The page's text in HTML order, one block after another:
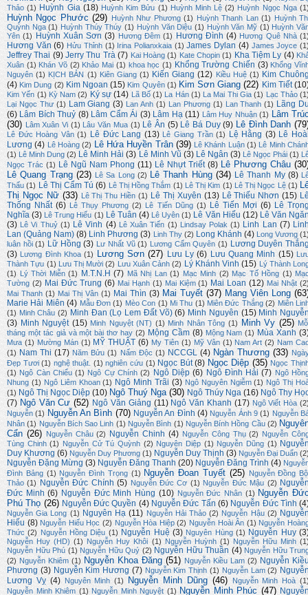
Thảo (1) Huỳnh Gia (18) Huỳnh Kim Bửu (1) Huỳnh Minh Lệ (2) Huỳnh Ngọc Nga
Huỳnh Ngọc Phước (29) Huỳnh Như Phương (1) Huỳnh Thanh Lan (1)
Huỳnh
Quỳnh Nga (1) Huỳnh Thúy Thúy (1) Huỳnh Văn Diệu (1) Huỳnh Văn Mỹ (1) Huỳnh
Yên (1) Huỳnh Xuân Sơn (3) Hương Đêm (1) Hương Đình (4) Hương Quê Nhà
Hương Văn (6) Hửu Thỉnh (1) Irina Polianxkaia (1) James Dylan (4) James Joyce
Jeffrey Thai (9) Jerry Thu Trà (7) Kai Hoàng (1) Kate Chopin (1) Kha Tiệm Ly (4)
Xuân (1) Khán Võ (2) Khảo Mai (1) khoa học (1) Khổng Trường Chiến (3) Khổng
Nguyên (1) KỊCH BẢN (1) Kiên Giang (1) Kiến Giang (12) Kiều Huệ (1) Kim
(4) Kim Dung (2) Kim Ngoan (15) Kim Quyên (1) Kim Sơn Giang (22) Kim Tiết
Kim Yến (1) Kỳ Nam (2) Ký sự (14) Lã Bố (1) La Hán (1) La Mai Thi Gia (1) Lạc Thảo
Lại Ngọc Thư (1) Lam Giang (3) Lan Anh (1) Lan Phương (1) Lan Thanh (1) Lãng
(6) Lâm Bích Thuỷ (8) Lâm Cẩm Ái (3) Lâm Hạ (11) Lâm Huy Nhuận (1) Lâm
(30)
Lâm Xuân Vi (1) Lâu Văn Mua (1) Lê Ân (5) Lê Bá Duy (9) Lê Đình Danh
Lê Đức Hoàng Vân (1) Lê Đức Lang (13) Lê Giang Trần (1) Lệ Hằng (3) Lê
Lương (4) Lê Hoàng (2) Lê Hứa Huyền Trân (39) Lê Khánh Luận (1)
Lê Minh
(1)
Lê Minh Dung (2) Lê Minh Hải (3) Lê Minh Vũ (3) Lê Ngân (3) Lê Ngọc Phái (1)
Ngọc Trác (1) Lê Ngũ Nam Phong (11) Lê Nhựt Triết (8) Lê Phương Châu
Lê Quang Trạng (23) Lê Sa Long (2) Lê Thanh Hùng (34) Lê Thanh My (8)
Thấu (1) Lê Thị Cẩm Tú (6) Lê Thị Hồng Thắm (1) Lê Thị Kim (1) Lê Thị Ngọc Lệ (1)
Thị Ngọc Nữ (33) Lê Thị Thu Hiền (1) Lê Thị Xuyên (13) Lê Thiếu Nhơn (15)
Thống Nhất (6) Lê Thụy Phương (2) Lê Tiến Dũng (1) Lê Tiến Mợi (6) Lê
Nghĩa (3) Lê Trung Hiếu (1) Lê Tuân (4) Lê Uyên (1) Lê Văn Hiếu (12) Lê Văn
(3)
Lê Vi Thuỷ (1) Lê Vinh (4) Lê Xuân Tiến (1) Lindsay Polak (1) Linh Lan (7)
Lan (Quảng Nam) (8) Linh Phương (3) Linh Thy (2) Long Khánh (4) Long Vương
luân hồi (1) Lữ Hồng (3) Lư Nhất Vũ (1) Lương Cẩm Quyên (1) Lương Duyên
(3)
Lương Đình Khoa (1) Lương Sơn (27) Lưu Ly (6) Lưu Quang Minh (15)
Thành Tựu (1) Lưu Thị Mười (2) Lưu Xuân Cảnh (2) Lý Khánh Vinh (15)
Lý Thành
(1)
Lý Thời Miễn (1) M.T.N.H (7) Mã Nhị Lan (1) Mạc Minh (2) Mạc Tố Hồng (1)
Tường (2) Mai Đức Trung (6) Mai Hạnh (1) Mai Kiệm (1) Mai Loan (12) Mai Nhật
Mai Thanh (1) Mai Thị Vân (1) Mai Thìn (3) Mai Tuyết (37) Mang Viên Long
Marie Hải Miên (4) Mẫu Đơn (1) Mèo Con (1) Mi Thu (1) Miên Đức Thắng (2) Miên
(1) Minh Châu (2) Minh Đan (Lọ Lem Đất Võ) (6) Minh Nguyên (15) Minh
(3) Minh Nguyệt (15) Minh Nguyệt (NT) (1) Minh Nhân Tông (1) Minh Vy (25)
tháng một tác giả và một bài thơ hay (2) Mộng Cầm (8) Mộng Nam (1) Mùa Xanh
Mưa (1) Mường Mán (1) MỸ THUẬT (6) My Tiên (1) Mỹ Vân (1) Nam Art (2) Nam
(1) Nam Thi (17) Năm Bửu (1) Nấm Độc (1) NCCGL (4) Ngàn Thương (33)
Đẹp Tươi (1) nghệ thuật. (1) nghiên cứu (1) Ngọc Bút (8) Ngọc Diệp (35) Ngọc
(1) Ngô Càn Chiểu (1) Ngô Cự Chính (2) Ngô Diệp (6) Ngô Đình Hải (7) Ngô
Nhung (1) Ngô Liêm Khoan (1) Ngô Minh Trãi (3) Ngô Nguyên Ngiễm (1) Ngô Thị
(1) Ngô Thị Ngọc Diệp (10) Ngô Thuý Nga (30) Ngô Thúy Nga (16) Ngô Thy
(7) Ngô Văn Cư (52) Ngô Văn Giảng (11) Ngô Văn Khanh (17) Ngô Viết Hòa
Nguyễn (1) Nguyễn An Bình (70) Nguyễn An Đình (4) Nguyễn Ánh 9 (1) Nguyễn
Nhân (1) Nguyễn Bích Sao Linh (1) Nguyễn Bình (1) Nguyễn Bính Hồng Cầu (2)
Cẩn (26) Nguyễn Châu (2) Nguyễn Chinh (4) Nguyễn Công Thụ (2) Nguyễn
Tùng Chinh (1) Nguyễn Cử Tú Quỳnh (2) Nguyên Diệp (1) Nguyễn Dũng (1)
Duy Khương (6) Nguyễn Duy Phương (1) Nguyễn Duy Thịnh (3) Nguyễn Đại Duẩn
Nguyễn Đặng Mừng (3) Nguyễn Đăng Thanh (20) Nguyễn Đăng Trình (4)
Đình Bảng (1) Nguyễn Đình Trọng (1) Nguyễn Đoan Tuyết (25)
Nguyễn Đồng
Thảo (1) Nguyễn Đức Chính (5) Nguyễn Đức Cơ (1) Nguyễn Đức Mậu (2)
Đức Minh (6) Nguyễn Đức Minh Hùng (10) Nguyễn Đức Nhân (1) Nguyễn
Phú Thọ (26) Nguyễn Đức Quyền (4) Nguyễn Đức Tấn (6) Nguyễn Đức Tình
Nguyễn Gia Long (1) Nguyên Hạ (11) Nguyễn Hải Thảo (2) Nguyễn Hậu (2)
Hiếu (8) Nguyễn Hiếu Học (2) Nguyễn Hòa Hiệp (2) Nguyễn Hoài Ân (1) Nguyễn
Thức (2) Nguyễn Hồng Diệu (1) Nguyễn Huệ (3) Nguyên Hùng (1) Nguyễn Huy
Nguyễn Huy (HD) (1) Nguyễn Huy Khôi (1) Nguyễn Huỳnh (1) Nguyễn Hữu Minh
Nguyễn Hữu Phú (1) Nguyễn Hữu Quý (2) Nguyễn Hữu Thuần (4) Nguyễn Hữu
(2) Nguyễn Khiêm (1) Nguyễn Khoa Đăng (51) Nguyễn Kiều Lam (2) Nguyễn
Phương (3) Nguyễn Kim Hương (7) Nguyễn Kim Thịnh (1) Nguyễn Lam (2)
Lương Vỵ (4) Nguyên Minh (1) Nguyễn Minh Dũng (46) Nguyễn Minh Hoà
Nguyễn Minh Khiêm (1) Nguyễn Minh Nguyệt (1) Nguyễn Minh Phúc (47)